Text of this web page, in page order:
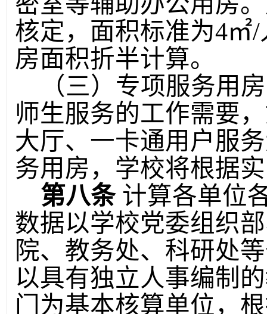
核定，面积标准为4㎡/
房面积折半计算。
（三）专项服务用
师生服务的工作需要
大厅、一卡通用户服
务用房，学校将根据
第八条 计算各单位
数据以学校党委组织
院、教务处、科研处
以具有独立人事编制
门为基本核算单位，